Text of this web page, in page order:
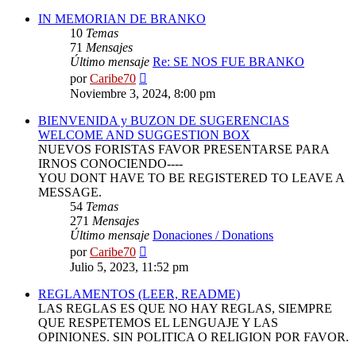
IN MEMORIAN DE BRANKO
10 Temas
71 Mensajes
Último mensaje Re: SE NOS FUE BRANKO
porCaribe70
último
Noviembre 3, 2024, 8:00 pm
BIENVENIDA y BUZON DE SUGERENCIAS
WELCOME AND SUGGESTION BOX
NUEVOS FORISTAS FAVOR PRESENTARSE PARA
IRNOS CONOCIENDO----
YOU DONT HAVE TO BE REGISTERED TO LEAVE A
MESSAGE.
54 Temas
271 Mensajes
Último mensaje Donaciones / Donations
porCaribe70
último
mensaje
Julio 5, 2023, 11:52 pm
REGLAMENTOS (LEER, README)
LAS REGLAS ES QUE NO HAY REGLAS, SIEMPRE
QUE RESPETEMOS EL LENGUAJE Y LAS
OPINIONES. SIN POLITICA O RELIGION POR FAVOR.